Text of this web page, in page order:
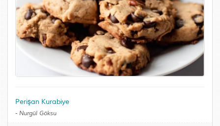
Perişan Kurabiye
- Nurgül Göksu